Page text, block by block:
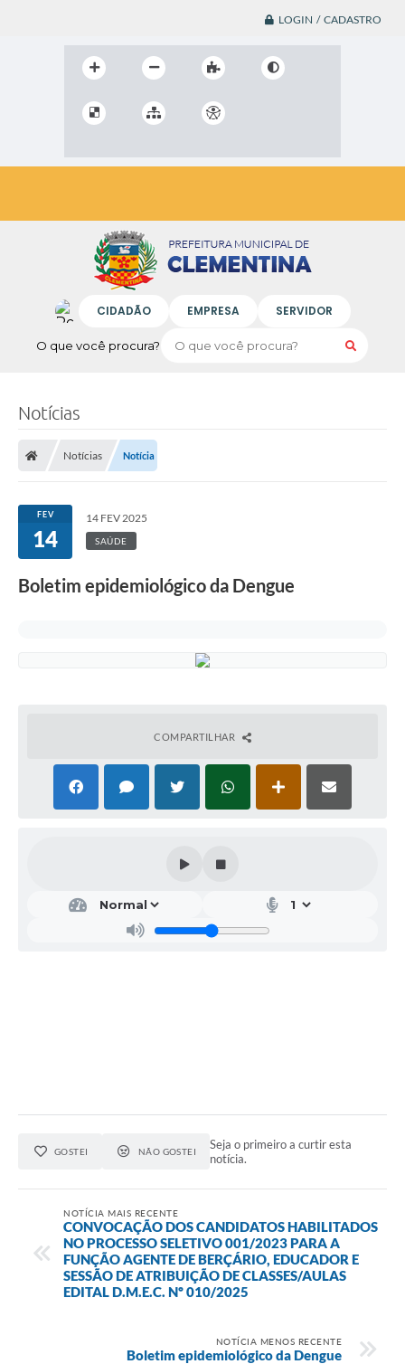
LOGIN / CADASTRO
O que você procura?
CIDADÃO EMPRESA SERVIDOR
Notícias
Notícias Notícia
FEV
14
14 FEV 2025
SAÚDE
Boletim epidemiológico da Dengue
COMPARTILHAR
GOSTEI NÃO GOSTEI
Seja o primeiro a curtir esta
notícia.
NOTÍCIA MAIS RECENTE
CONVOCAÇÃO DOS CANDIDATOS HABILITADOS
NO PROCESSO SELETIVO 001/2023 PARA A
FUNÇÃO AGENTE DE BERÇÁRIO, EDUCADOR E
SESSÃO DE ATRIBUIÇÃO DE CLASSES/AULAS
EDITAL D.M.E.C. Nº 010/2025
NOTÍCIA MENOS RECENTE
Boletim epidemiológico da Dengue